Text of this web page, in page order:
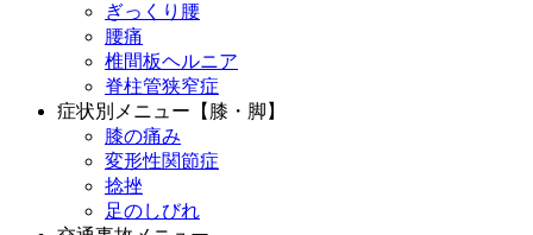
ぎっくり腰
腰痛
椎間板ヘルニア
脊柱管狭窄症
症状別メニュー【膝・脚】
膝の痛み
変形性関節症
捻挫
足のしびれ